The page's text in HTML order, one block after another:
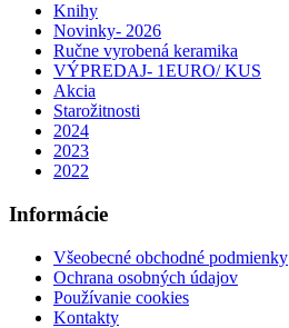
Knihy
Novinky- 2026
Ručne vyrobená keramika
VÝPREDAJ- 1EURO/ KUS
Akcia
Starožitnosti
2024
2023
2022
Informácie
Všeobecné obchodné podmienky
Ochrana osobných údajov
Používanie cookies
Kontakty